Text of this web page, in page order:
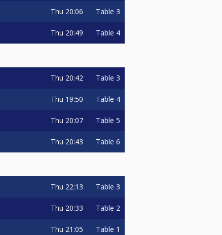
Thu 20:06 Table 3
Thu 20:49 Table 4
Thu 20:42 Table 3
Thu 19:50 Table 4
Thu 20:07 Table 5
Thu 20:43 Table 6
Thu 22:13 Table 3
Thu 20:33 Table 2
Thu 21:05 Table 1